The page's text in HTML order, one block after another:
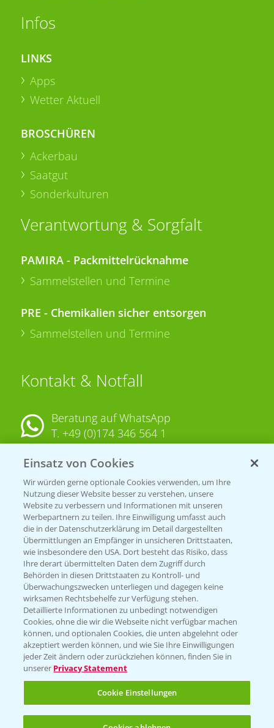
Infos
LINKS
Apps
Wetter Aktuell
BROSCHÜREN
Ackerbau
Saatgut
Sonderkulturen
Verantwortung & Sorgfalt
PAMIRA - Packmittelrücknahme
Sammelstellen und Termine
PRE - Chemikalien sicher entsorgen
Sammelstellen und Termine
Kontakt & Notfall
Beratung auf WhatsApp
T. +49 (0)174 346 564 1
KONTAKT
Hilfe in Notfällen
T.+49 (0)214/30-20220
Folgen Sie uns
Allgemeine Nutzungsbedingungen Datenschutzerklärung
Einsatz von Cookies
Wir würden gerne optionale Cookies verwenden, um Ihre
Nutzung dieser Website besser zu verstehen, unsere
Website zu verbessern und Informationen mit unseren
Werbepartnern zu teilen. Ihre Einwilligung umfasst auch
die in der Datenschutzerklärung im Detail dargestellten
Übermittlungen an Empfänger in unsicheren Drittstaaten,
wie insbesondere den USA. Dort besteht das Risiko, dass
Ihre derart übermittelten Daten dem Zugriff durch
Behörden in diesen Drittstaaten zu Kontroll- und
Überwachungszwecken unterliegen und dagegen keine
wirksamen Rechtsbehelfe zur Verfügung stehen.
Detaillierte Informationen zu unbedingt notwendigen
Cookies, ohne die wir die Webseite nicht verfügbar machen
können, und optionalen Cookies, die unten abgelehnt oder
akzeptiert werden können, und wie Sie Ihre Einwilligungen
jeder Zeit ändern oder zurückziehen können, finden Sie in
unserer Privacy Statement
Cookie Einstellungen